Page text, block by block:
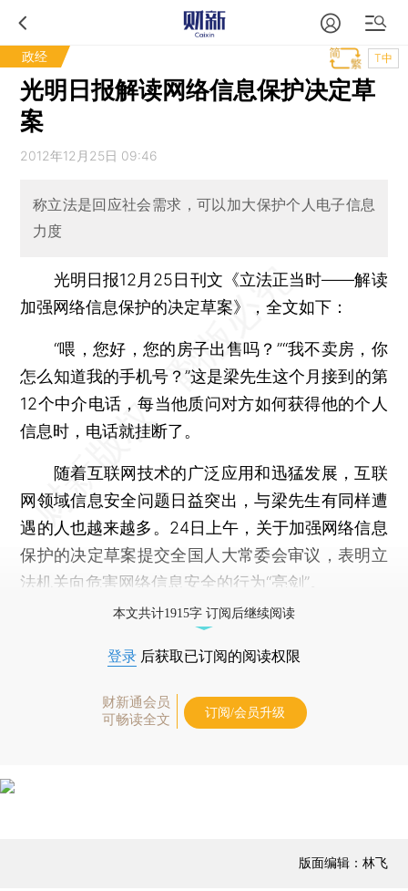
政经 T中
光明日报解读网络信息保护决定草
案
2012年12月25日 09:46
称立法是回应社会需求，可以加大保护个人电子信息
力度
光明日报12月25日刊文《立法正当时——解读
加强网络信息保护的决定草案》，全文如下：
“喂，您好，您的房子出售吗？”“我不卖房，你
怎么知道我的手机号？”这是梁先生这个月接到的第
12个中介电话，每当他质问对方如何获得他的个人
信息时，电话就挂断了。
随着互联网技术的广泛应用和迅猛发展，互联
网领域信息安全问题日益突出，与梁先生有同样遭
遇的人也越来越多。24日上午，关于加强网络信息
保护的决定草案提交全国人大常委会审议，表明立
法机关向危害网络信息安全的行为“亮剑”。
本文共计1915字 订阅后继续阅读
登录 后获取已订阅的阅读权限
财新通会员
可畅读全文
订阅/会员升级
版面编辑：林飞